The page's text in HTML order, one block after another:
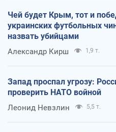
Чей будет Крым, тот и
украинских футбольных
назвать убийцами
Александр Кирш 1,9 т.
Запад проспал угрозу:
проверить НАТО войной
Леонид Невзлин 5,5 т.